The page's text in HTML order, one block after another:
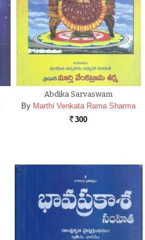
Abdika Sarvaswam
By Marthi Venkata Rama Sharma
Rs. 300